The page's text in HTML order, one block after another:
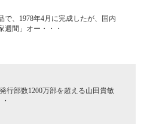
、1978年4月に完成したが、国内
間」オー・・・
行部数1200万部を超える山田貴敏